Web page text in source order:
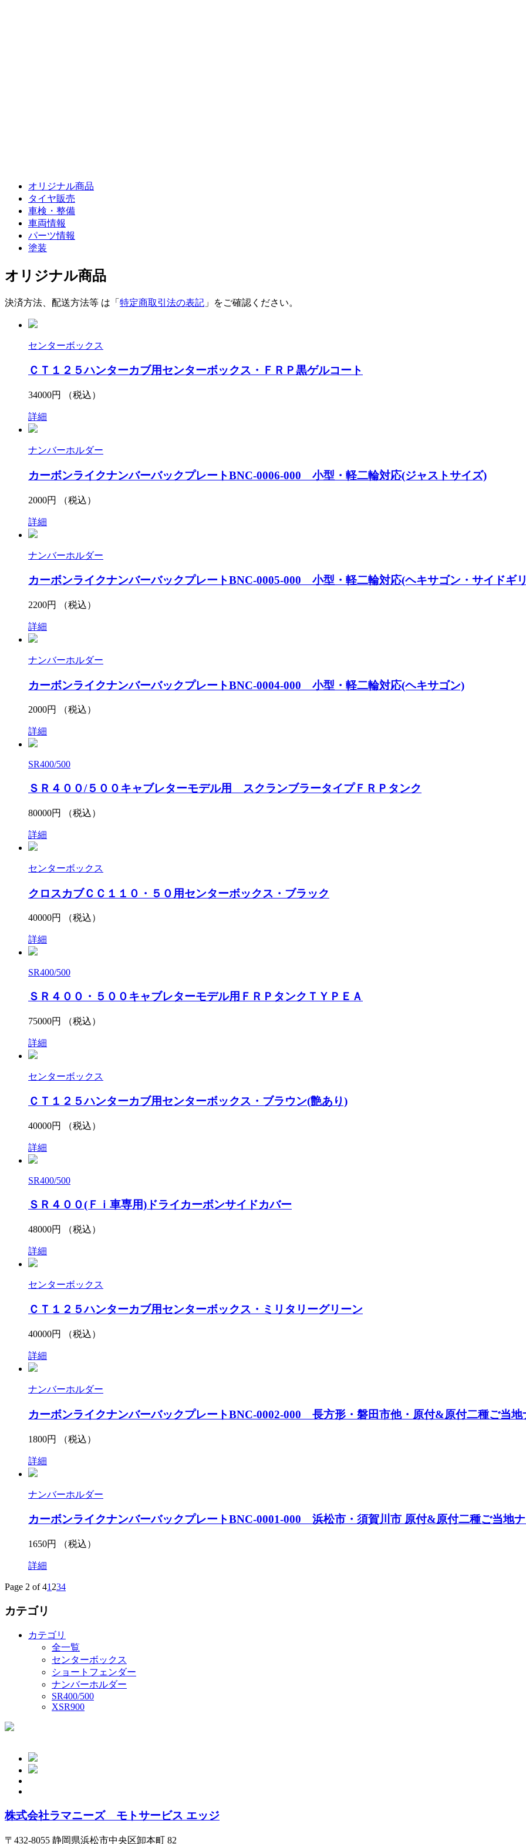
オリジナル商品
タイヤ販売
車検・整備
車両情報
パーツ情報
塗装
オリジナル商品
決済方法、配送方法等 は「 特定商取引法の表記 」をご確認ください。
センターボックス
ＣＴ１２５ハンターカブ用センターボックス・ＦＲＰ黒ゲルコート
34000円 （税込）
詳細
ナンバーホルダー
カーボンライクナンバーバックプレートBNC-0006-000 小型・軽二輪対応(ジャストサイズ)
2000円 （税込）
詳細
ナンバーホルダー
カーボンライクナンバーバックプレートBNC-0005-000 小型・軽二輪対応(ヘキサゴン・サイドギ
2200円 （税込）
詳細
ナンバーホルダー
カーボンライクナンバーバックプレートBNC-0004-000 小型・軽二輪対応(ヘキサゴン)
2000円 （税込）
詳細
SR400/500
ＳＲ４００/５００キャブレターモデル用 スクランブラータイプＦＲＰタンク
80000円 （税込）
詳細
センターボックス
クロスカブＣＣ１１０・５０用センターボックス・ブラック
40000円 （税込）
詳細
SR400/500
ＳＲ４００・５００キャブレターモデル用ＦＲＰタンクＴＹＰＥＡ
75000円 （税込）
詳細
センターボックス
ＣＴ１２５ハンターカブ用センターボックス・ブラウン(艶あり)
40000円 （税込）
詳細
SR400/500
ＳＲ４００(Ｆｉ車専用)ドライカーボンサイドカバー
48000円 （税込）
詳細
センターボックス
ＣＴ１２５ハンターカブ用センターボックス・ミリタリーグリーン
40000円 （税込）
詳細
ナンバーホルダー
カーボンライクナンバーバックプレートBNC-0002-000 長方形・磐田市他・原付&原付二種ご当地
1800円 （税込）
詳細
ナンバーホルダー
カーボンライクナンバーバックプレートBNC-0001-000 浜松市・須賀川市 原付&原付二種ご当地
1650円 （税込）
詳細
Page 2 of 41 234
カテゴリ
カテゴリ
全一覧
センターボックス
ショートフェンダー
ナンバーホルダー
SR400/500
XSR900
株式会社ラマニーズ モトサービス エッジ
〒432-8055 静岡県浜松市中央区卸本町 82